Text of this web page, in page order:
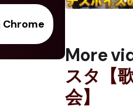
More
スタ【
会】